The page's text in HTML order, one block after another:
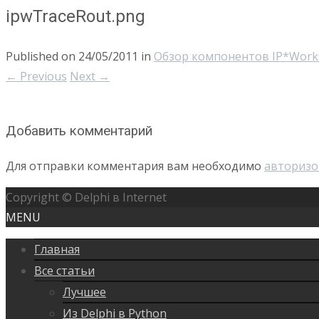
ipwTraceRout.png
Published on 24/05/2011 in Обзор компонентов
← Previous Next →
Добавить комментарий
Для отправки комментария вам необходимо
Copyright © Delphi в Internet
MENU
Главная
Все статьи
Лучшее
Из Delphi в Python